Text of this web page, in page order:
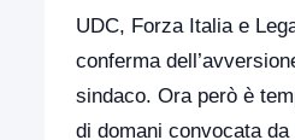
UDC, Forza Italia e
conferma
sindaco. Ora però è
di domani convocata